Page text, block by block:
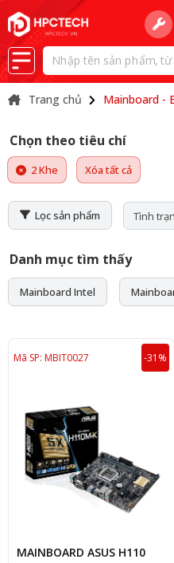
Trang chủ Mainboard -
Chọn theo tiêu chí
2 Khe Xóa tất cả
Lọc sản phẩm Tình
Danh mục tìm thấy
Mainboard Intel
Mã SP: MBIT0027 -31%
MAINBOARD ASUS H110